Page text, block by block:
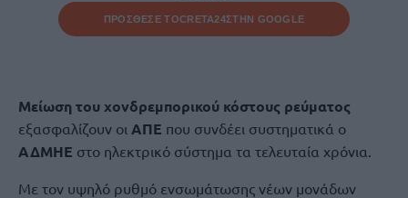
ΠΡΟΣΘΕΣΕ ΤΟCRETA24ΣΤΗΝ GOOGLE
Μείωση του χονδρεμπορικού κόστους ρεύματος
εξασφαλίζουν οι ΑΠΕ που συνδέει συστηματικά ο
ΑΔΜΗΕ στο ηλεκτρικό σύστημα τα τελευταία χρόνια.
Με τον υψηλό ρυθμό ενσωμάτωσης νέων μονάδων